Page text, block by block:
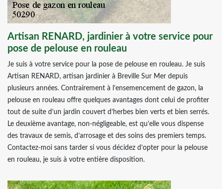
Artisan RENARD, jardinier à votre service pour
pose de pelouse en rouleau
Je suis à votre service pour la pose de pelouse en rouleau. Je suis
Artisan RENARD, artisan jardinier à Breville Sur Mer depuis
plusieurs années. Contrairement à l’ensemencement de gazon, la
pelouse en rouleau offre quelques avantages dont celui de profiter
tout de suite d’un jardin couvert d’herbes bien verts et bien serrés.
Le deuxième avantage, non-négligeable, est qu’elle vous dispense
des travaux de semis, d’arrosage et des soins des premiers temps.
Contactez-moi sans tarder si vous décidez d’opter pour la pelouse
en rouleau, je suis à votre entière disposition.